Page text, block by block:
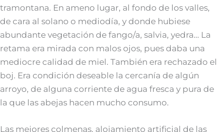
tramontana. En ameno lugar, al fondo de los valles,
de cara al solano o mediodía, y donde hubiese
abundante vegetación de fango/a, salvia, yedra… La
retama era mirada con malos ojos, pues daba una
mediocre calidad de miel. También era rechazado el
boj. Era condición deseable la cercanía de algún
arroyo, de alguna corriente de agua fresca y pura de
la que las abejas hacen mucho consumo.
Las mejores colmenas, alojamiento artificial de las